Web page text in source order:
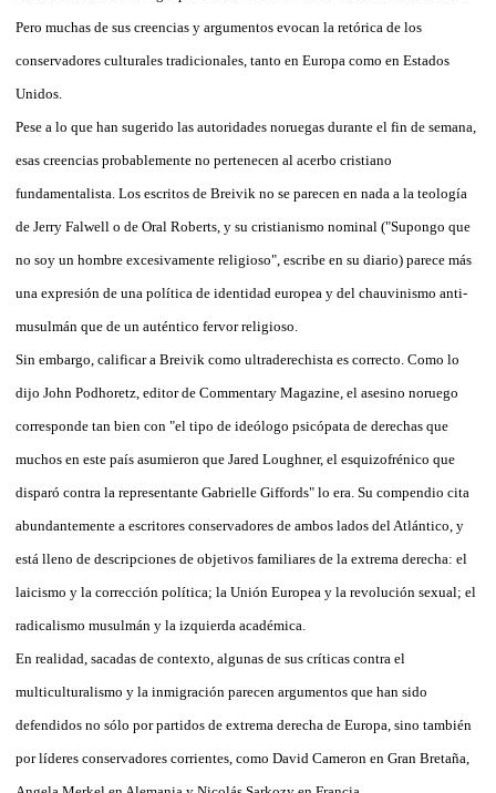
Pero muchas de sus creencias y argumentos evocan la retórica de los
conservadores culturales tradicionales, tanto en Europa como en Estados
Unidos.
Pese a lo que han sugerido las autoridades noruegas durante el fin de semana,
esas creencias probablemente no pertenecen al acerbo cristiano
fundamentalista. Los escritos de Breivik no se parecen en nada a la teología
de Jerry Falwell o de Oral Roberts, y su cristianismo nominal ("Supongo que
no soy un hombre excesivamente religioso", escribe en su diario) parece más
una expresión de una política de identidad europea y del chauvinismo anti-
musulmán que de un auténtico fervor religioso.
Sin embargo, calificar a Breivik como ultraderechista es correcto. Como lo
dijo John Podhoretz, editor de Commentary Magazine, el asesino noruego
corresponde tan bien con "el tipo de ideólogo psicópata de derechas que
muchos en este país asumieron que Jared Loughner, el esquizofrénico que
disparó contra la representante Gabrielle Giffords" lo era. Su compendio cita
abundantemente a escritores conservadores de ambos lados del Atlántico, y
está lleno de descripciones de objetivos familiares de la extrema derecha: el
laicismo y la corrección política; la Unión Europea y la revolución sexual; el
radicalismo musulmán y la izquierda académica.
En realidad, sacadas de contexto, algunas de sus críticas contra el
multiculturalismo y la inmigración parecen argumentos que han sido
defendidos no sólo por partidos de extrema derecha de Europa, sino también
por líderes conservadores corrientes, como David Cameron en Gran Bretaña,